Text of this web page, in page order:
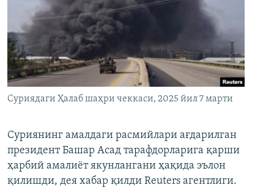
Суриядаги Ҳалаб шаҳри чеккаси, 2025 йил 7 марти
Суриянинг амалдаги расмийлари ағдарилган
президент Башар Асад тарафдорларига қарши
ҳарбий амалиёт якунлангани ҳақида эълон
қилишди, дея хабар қилди Reuters агентлиги.